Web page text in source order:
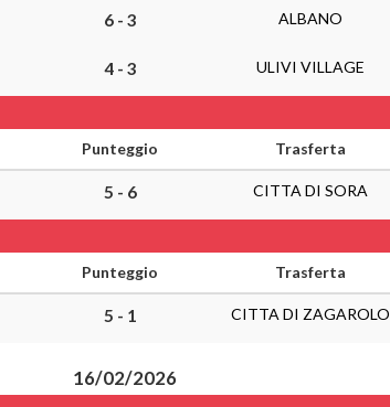
6 - 3 ALBANO
4 - 3 ULIVI VILLAGE
Punteggio Trasferta
5 - 6 CITTA DI SORA
Punteggio Trasferta
5 - 1 CITTA DI ZAGAROLO
16/02/2026